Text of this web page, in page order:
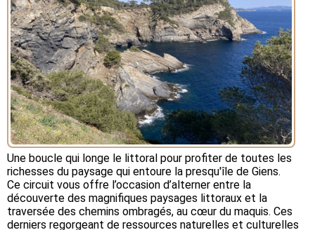
Une boucle qui longe le littoral pour profiter de toutes les
richesses du paysage qui entoure la presqu'île de Giens.
Ce circuit vous offre l’occasion d’alterner entre la
découverte des magnifiques paysages littoraux et la
traversée des chemins ombragés, au cœur du maquis. Ces
derniers regorgeant de ressources naturelles et culturelles